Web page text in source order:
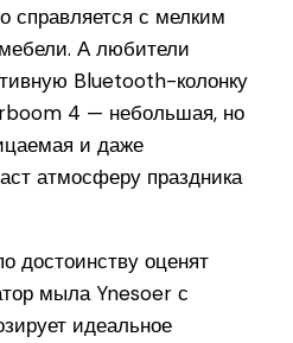
справляется с мелким
А любители
Bluetooth-колонку
4 — небольшая, но
и даже
атмосферу праздника
достоинству оценят
мыла Ynesoer с
идеальное